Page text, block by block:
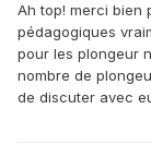
Ah top! merci bien
pédagogiques
pour les plongeur
nombre de
de discuter avec